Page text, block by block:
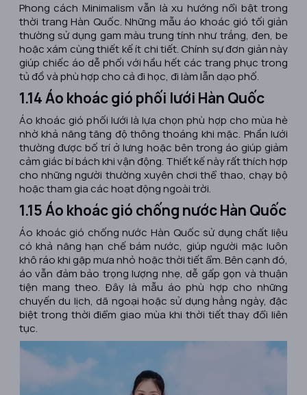
Phong cách Minimalism vẫn là xu hướng nổi bật trong
thời trang Hàn Quốc. Những mẫu áo khoác gió tối giản
thường sử dụng gam màu trung tính như trắng, đen, be
hoặc xám cùng thiết kế ít chi tiết. Chính sự đơn giản này
giúp chiếc áo dễ phối với hầu hết các trang phục trong
tủ đồ và phù hợp cho cả đi học, đi làm lẫn dạo phố.
1.14 Áo khoác gió phối lưới Hàn Quốc
Áo khoác gió phối lưới là lựa chọn phù hợp cho mùa hè
nhờ khả năng tăng độ thông thoáng khi mặc. Phần lưới
thường được bố trí ở lưng hoặc bên trong áo giúp giảm
cảm giác bí bách khi vận động. Thiết kế này rất thích hợp
cho những người thường xuyên chơi thể thao, chạy bộ
hoặc tham gia các hoạt động ngoài trời.
1.15 Áo khoác gió chống nước Hàn Quốc
Áo khoác gió chống nước Hàn Quốc sử dụng chất liệu
có khả năng hạn chế bám nước, giúp người mặc luôn
khô ráo khi gặp mưa nhỏ hoặc thời tiết ẩm. Bên cạnh đó,
áo vẫn đảm bảo trọng lượng nhẹ, dễ gấp gọn và thuận
tiện mang theo. Đây là mẫu áo phù hợp cho những
chuyến du lịch, dã ngoại hoặc sử dụng hằng ngày, đặc
biệt trong thời điểm giao mùa khi thời tiết thay đổi liên
tục.